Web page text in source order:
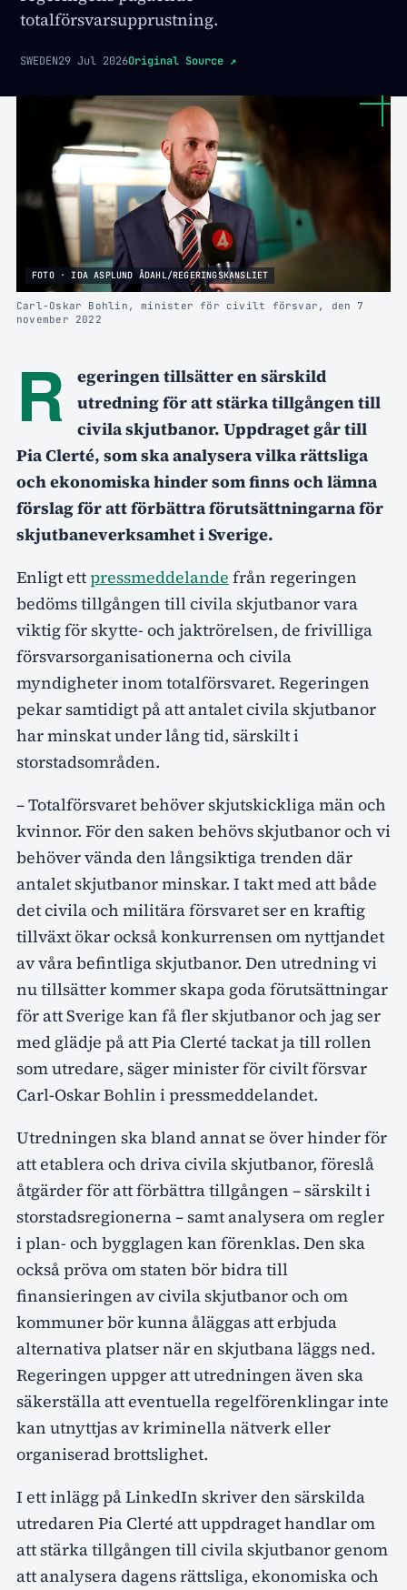
totalförsvarsupprustning.
SWEDEN29 Jul 2026Original Source ↗
FOTO · IDA ASPLUND ÅDAHL/REGERINGSKANSLIET
Carl-Oskar Bohlin, minister för civilt försvar, den 7
november 2022
R
egeringen tillsätter en särskild
utredning för att stärka tillgången till
civila skjutbanor. Uppdraget går till
Pia Clerté, som ska analysera vilka rättsliga
och ekonomiska hinder som finns och lämna
förslag för att förbättra förutsättningarna för
skjutbaneverksamhet i Sverige.
Enligt ettpressmeddelande från regeringen
bedöms tillgången till civila skjutbanor vara
viktig för skytte- och jaktrörelsen, de frivilliga
försvarsorganisationerna och civila
myndigheter inom totalförsvaret. Regeringen
pekar samtidigt på att antalet civila skjutbanor
har minskat under lång tid, särskilt i
storstadsområden.
– Totalförsvaret behöver skjutskickliga män och
kvinnor. För den saken behövs skjutbanor och vi
behöver vända den långsiktiga trenden där
antalet skjutbanor minskar. I takt med att både
det civila och militära försvaret ser en kraftig
tillväxt ökar också konkurrensen om nyttjandet
av våra befintliga skjutbanor. Den utredning vi
nu tillsätter kommer skapa goda förutsättningar
för att Sverige kan få fler skjutbanor och jag ser
med glädje på att Pia Clerté tackat ja till rollen
som utredare, säger minister för civilt försvar
Carl-Oskar Bohlin i pressmeddelandet.
Utredningen ska bland annat se över hinder för
att etablera och driva civila skjutbanor, föreslå
åtgärder för att förbättra tillgången – särskilt i
storstadsregionerna – samt analysera om regler
i plan- och bygglagen kan förenklas. Den ska
också pröva om staten bör bidra till
finansieringen av civila skjutbanor och om
kommuner bör kunna åläggas att erbjuda
alternativa platser när en skjutbana läggs ned.
Regeringen uppger att utredningen även ska
säkerställa att eventuella regelförenklingar inte
kan utnyttjas av kriminella nätverk eller
organiserad brottslighet.
I ett inlägg på LinkedIn skriver den särskilda
utredaren Pia Clerté att uppdraget handlar om
att stärka tillgången till civila skjutbanor genom
att analysera dagens rättsliga, ekonomiska och